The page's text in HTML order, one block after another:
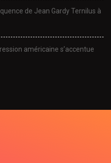
de Jean Gardy Ternilus à
américaine s’accentue